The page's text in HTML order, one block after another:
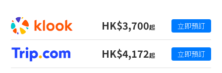
HK$3,700起 立即預訂
HK$4,172起 立即預訂